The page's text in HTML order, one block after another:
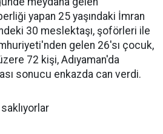
yapan 25 yaşındaki İmran
30 meslektaşı, şoförleri ile
gelen 26'sı çocuk,
72 kişi, Adıyaman'da
sonucu enkazda can verdi.